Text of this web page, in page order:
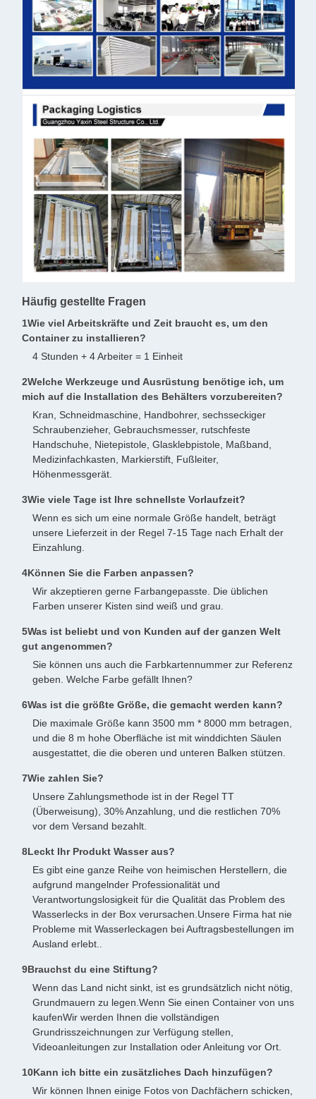
Häufig gestellte Fragen
1Wie viel Arbeitskräfte und Zeit braucht es, um den
Container zu installieren?
4 Stunden + 4 Arbeiter = 1 Einheit
2Welche Werkzeuge und Ausrüstung benötige ich, um
mich auf die Installation des Behälters vorzubereiten?
Kran, Schneidmaschine, Handbohrer, sechsseckiger
Schraubenzieher, Gebrauchsmesser, rutschfeste
Handschuhe, Nietepistole, Glasklebpistole, Maßband,
Medizinfachkasten, Markierstift, Fußleiter,
Höhenmessgerät.
3Wie viele Tage ist Ihre schnellste Vorlaufzeit?
Wenn es sich um eine normale Größe handelt, beträgt
unsere Lieferzeit in der Regel 7-15 Tage nach Erhalt der
Einzahlung.
4Können Sie die Farben anpassen?
Wir akzeptieren gerne Farbangepasste. Die üblichen
Farben unserer Kisten sind weiß und grau.
5Was ist beliebt und von Kunden auf der ganzen Welt
gut angenommen?
Sie können uns auch die Farbkartennummer zur Referenz
geben. Welche Farbe gefällt Ihnen?
6Was ist die größte Größe, die gemacht werden kann?
Die maximale Größe kann 3500 mm * 8000 mm betragen,
und die 8 m hohe Oberfläche ist mit winddichten Säulen
ausgestattet, die die oberen und unteren Balken stützen.
7Wie zahlen Sie?
Unsere Zahlungsmethode ist in der Regel TT
(Überweisung), 30% Anzahlung, und die restlichen 70%
vor dem Versand bezahlt.
8Leckt Ihr Produkt Wasser aus?
Es gibt eine ganze Reihe von heimischen Herstellern, die
aufgrund mangelnder Professionalität und
Verantwortungslosigkeit für die Qualität das Problem des
Wasserlecks in der Box verursachen.Unsere Firma hat nie
Probleme mit Wasserleckagen bei Auftragsbestellungen im
Ausland erlebt..
9Brauchst du eine Stiftung?
Wenn das Land nicht sinkt, ist es grundsätzlich nicht nötig,
Grundmauern zu legen.Wenn Sie einen Container von uns
kaufenWir werden Ihnen die vollständigen
Grundrisszeichnungen zur Verfügung stellen,
Videoanleitungen zur Installation oder Anleitung vor Ort.
10Kann ich bitte ein zusätzliches Dach hinzufügen?
Wir können Ihnen einige Fotos von Dachfächern schicken,